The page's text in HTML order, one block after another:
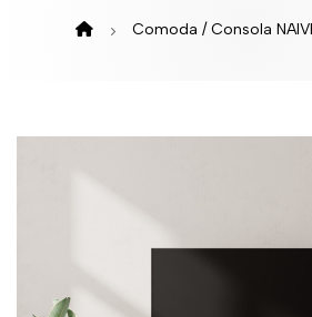
Comoda / Consola